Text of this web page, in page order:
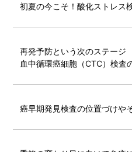
初夏の今こそ！酸化ストレス
再発予防という
血中循環癌細胞（CTC）検査
癌早期発見検査の位置づけや